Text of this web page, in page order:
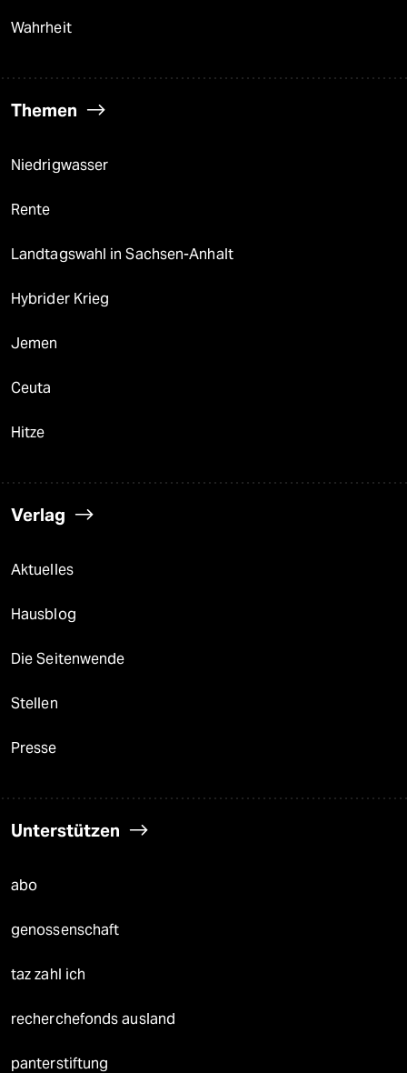
Wahrheit
Themen
Niedrigwasser
Rente
Landtagswahl in Sachsen-Anhalt
Hybrider Krieg
Jemen
Ceuta
Hitze
Verlag
Aktuelles
Hausblog
Die Seitenwende
Stellen
Presse
Unterstützen
abo
genossenschaft
taz zahl ich
recherchefonds ausland
panterstiftung